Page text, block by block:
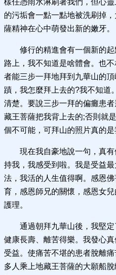
樣任憑雨水淋刷著我們，但心
的污垢會一點一點地被洗刷掉
薩精神在心中萌發出新的嫩牙。
修行的精進會有一個新的
路上，我不知道是啥體會。也
者能三步一拜地拜到九華山的
蹟，我怎麼拜上去的?我不知道
清楚。要說三步一拜的偏癱患
藏王菩薩把我背上去的;否則就
個不可能，可拜山的照片真的是
現在我自豪地說一句，真
持我，我感受到啦。我是受益
法，我活的人生值得啊。感恩
育，感恩師兄的關懷，感恩女
護理。
通過朝拜九華山後，我堅
健康長壽、離苦得樂。我發心
受益。使痛苦不堪的患者脫離
多人乘上地藏王菩薩的大願船